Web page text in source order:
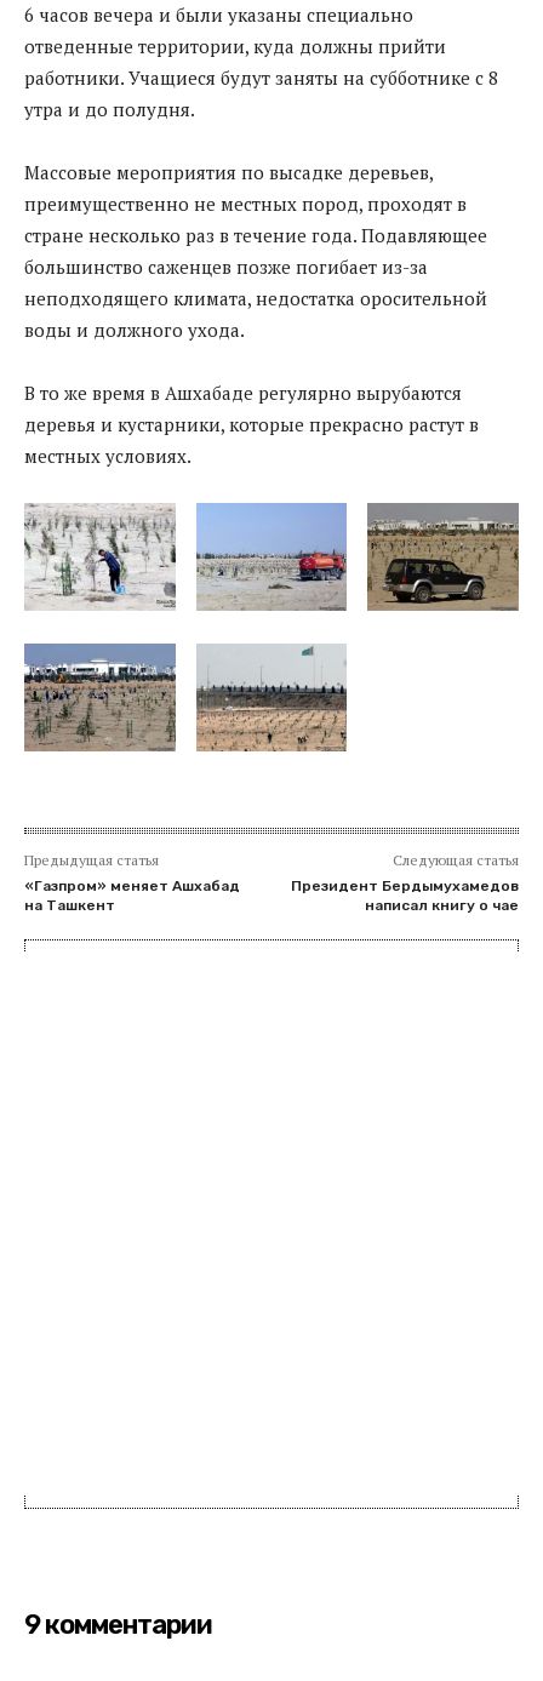
6 часов вечера и были указаны специально
отведенные территории, куда должны прийти
работники. Учащиеся будут заняты на субботнике с 8
утра и до полудня.
Массовые мероприятия по высадке деревьев,
преимущественно не местных пород, проходят в
стране несколько раз в течение года. Подавляющее
большинство саженцев позже погибает из-за
неподходящего климата, недостатка оросительной
воды и должного ухода.
В то же время в Ашхабаде регулярно вырубаются
деревья и кустарники, которые прекрасно растут в
местных условиях.
Предыдущая статья
«Газпром» меняет Ашхабад
на Ташкент
Следующая статья
Президент Бердымухамедов
написал книгу о чае
9 комментарии